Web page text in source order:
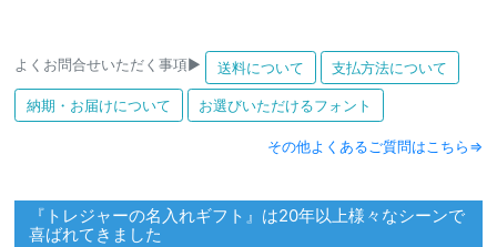
よくお問合せいただく事項▶ 送料について 支払方法について
納期・お届けについて お選びいただけるフォント
その他よくあるご質問はこちら⇒
『トレジャーの名入れギフト』は20年以上様々なシーンで
喜ばれてきました